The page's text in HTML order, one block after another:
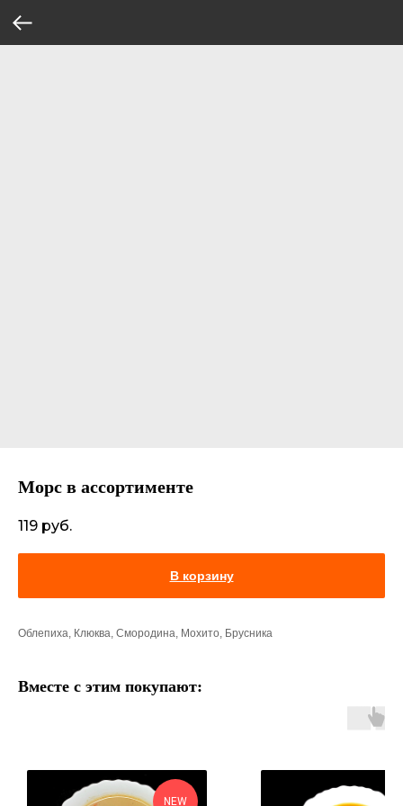
Морс в ассортименте
119 руб.
В корзину
Облепиха, Клюква, Смородина, Мохито, Брусника
Вместе с этим покупают:
NEW